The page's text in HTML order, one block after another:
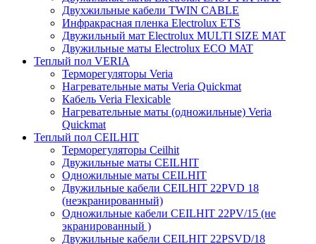
Двухжильные кабели TWIN CABLE
Инфракрасная пленка Electrolux ETS
Двужильный мат Electrolux MULTI SIZE MAT
Двужильные маты Electrolux ECO MAT
Теплый пол VERIA
Терморегуляторы Veria
Нагревательные маты Veria Quickmat
Кабель Veria Flexicable
Нагревательные маты (одножильные) Veria
Quickmat
Теплый пол CEILHIT
Терморегуляторы Ceilhit
Двужильные маты CEILHIT
Одножильные маты CEILHIT
Двужильные кабели CEILHIT 22PVD 18
(неэкранированный)
Одножильные кабели CEILHIT 22PV/15 (не
экранированный )
Двужильные кабели CEILHIT 22PSVD/18